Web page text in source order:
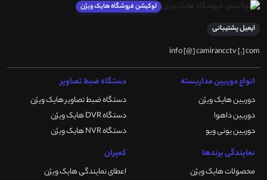
لوکیشن فروشگاه هایک ویژن
ایمیل پشتیبانی
info [@] camirancctv [.] com
انواع دوربین مداربسته
دوربین هایک ویژن
دوربین داهوا
دوربین یونی ویو
دستگاه ضبط تصاویر
دستگاه ضبط تصاویر هایک ویژن
دستگاه DVR هایک ویژن
دستگاه NVR هایک ویژن
نمایندگی برندها
محصولات هایک ویژن
کمیران
اعطای نمایندگی هایک ویژن